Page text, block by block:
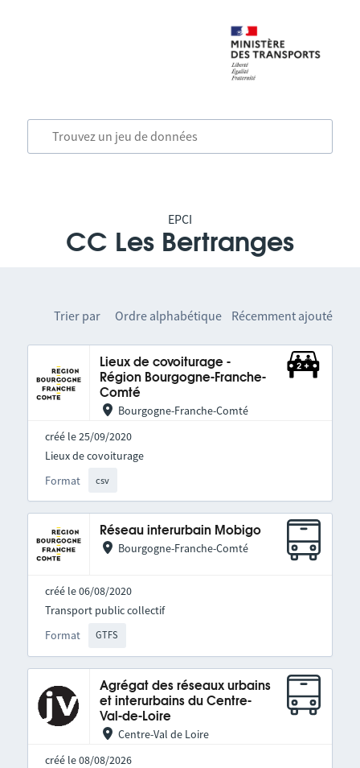
EPCI
CC Les Bertranges
Trier par Ordre alphabétique Récemment ajouté
Lieux de covoiturage -
Région Bourgogne-Franche-
Comté
Bourgogne-Franche-Comté
créé le 25/09/2020
Format csv
Lieux de covoiturage
Réseau interurbain Mobigo
Bourgogne-Franche-Comté
créé le 06/08/2020
Format GTFS
Transport public collectif
Agrégat des réseaux urbains
et interurbains du Centre-
Val-de-Loire
Centre-Val de Loire
créé le 08/08/2026